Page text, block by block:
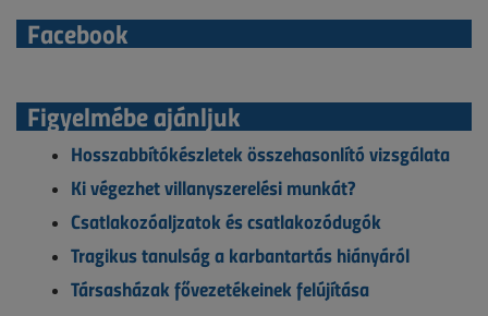
Facebook
Figyelmébe ajánljuk
Hosszabbítókészletek összehasonlító vizsgálata
Ki végezhet villanyszerelési munkát?
Csatlakozóaljzatok és csatlakozódugók
Tragikus tanulság a karbantartás hiányáról
Társasházak fővezetékeinek felújítása